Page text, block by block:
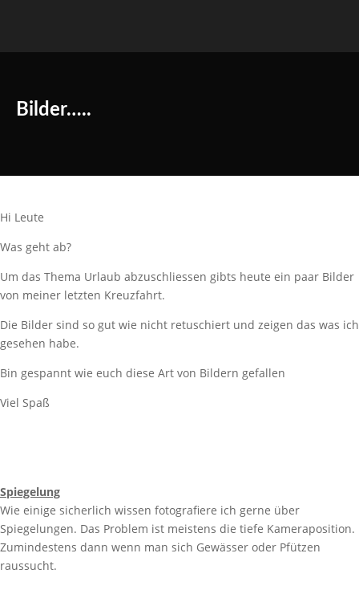
Bilder…..
Hi Leute
Was geht ab?
Um das Thema Urlaub abzuschliessen gibts heute ein paar Bilder
von meiner letzten Kreuzfahrt.
Die Bilder sind so gut wie nicht retuschiert und zeigen das was ich
gesehen habe.
Bin gespannt wie euch diese Art von Bildern gefallen
Viel Spaß
Spiegelung
Wie einige sicherlich wissen fotografiere ich gerne über
Spiegelungen. Das Problem ist meistens die tiefe Kameraposition.
Zumindestens dann wenn man sich Gewässer oder Pfützen
raussucht.